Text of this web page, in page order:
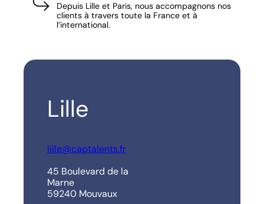
Depuis Lille et Paris, nous accompagnons nos
clients à travers toute la France et à
l’international.
Lille
lille@captalents.fr
45 Boulevard de la
Marne
59240 Mouvaux